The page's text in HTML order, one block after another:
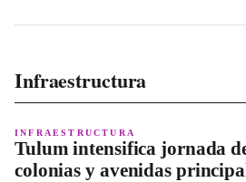
Infraestructura
INFRAESTRUCTURA
Tulum intensifica jornada
colonias y avenidas